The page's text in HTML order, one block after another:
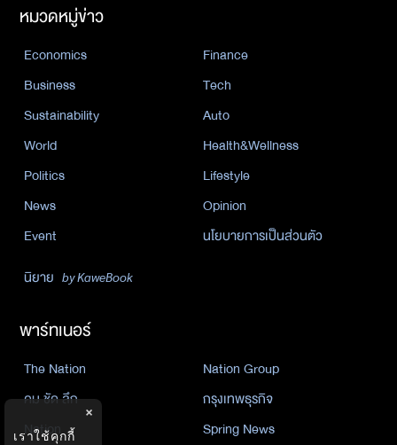
หมวดหมู่ข่าว
Economics
Finance
Business
Tech
Sustainability
Auto
World
Health&Wellness
Politics
Lifestyle
News
Opinion
Event
นโยบายการเป็นส่วนตัว
นิยาย by KaweBook
พาร์ทเนอร์
The Nation
Nation Group
คม ชัด ลึก
กรุงเทพธุรกิจ
Nation
Spring News
×
เราใช้คุกกี้